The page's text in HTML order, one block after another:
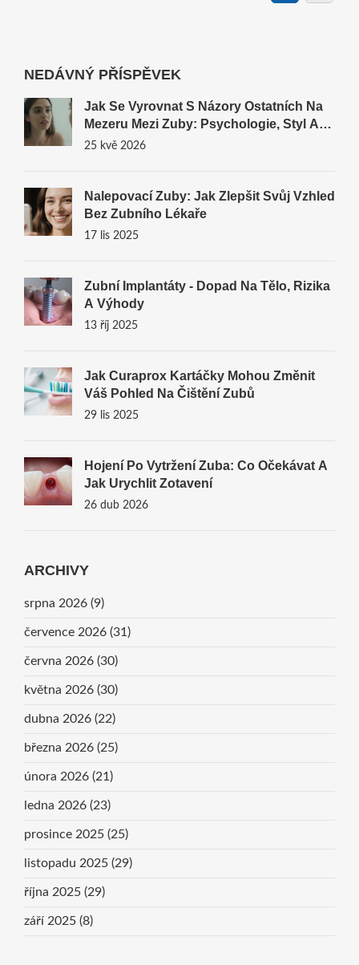
NEDÁVNÝ PŘÍSPĚVEK
Jak Se Vyrovnat S Názory Ostatních Na
Mezeru Mezi Zuby: Psychologie, Styl A
Řešení
25 kvě 2026
Nalepovací Zuby: Jak Zlepšit Svůj Vzhled
Bez Zubního Lékaře
17 lis 2025
Zubní Implantáty - Dopad Na Tělo, Rizika
A Výhody
13 říj 2025
Jak Curaprox Kartáčky Mohou Změnit
Váš Pohled Na Čištění Zubů
29 lis 2025
Hojení Po Vytržení Zuba: Co Očekávat A
Jak Urychlit Zotavení
26 dub 2026
ARCHIVY
srpna 2026 (9)
července 2026 (31)
června 2026 (30)
května 2026 (30)
dubna 2026 (22)
března 2026 (25)
února 2026 (21)
ledna 2026 (23)
prosince 2025 (25)
listopadu 2025 (29)
října 2025 (29)
září 2025 (8)